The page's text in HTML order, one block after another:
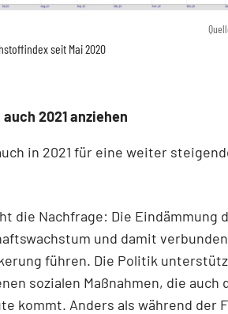
seit Mai 2020
2021 anziehen
in 2021 für eine weiter
die Nachfrage: Die Eindämmung
und damit
führen. Die Politik
sozialen Maßnahmen, die auch
kommt. Anders als während der